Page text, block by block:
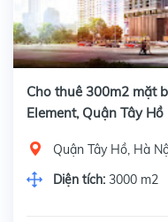
Cho thuê 300m2 mặt
Element, Quận Tây Hồ
Quận Tây Hồ, Hà
Diện tích: 3000 m2